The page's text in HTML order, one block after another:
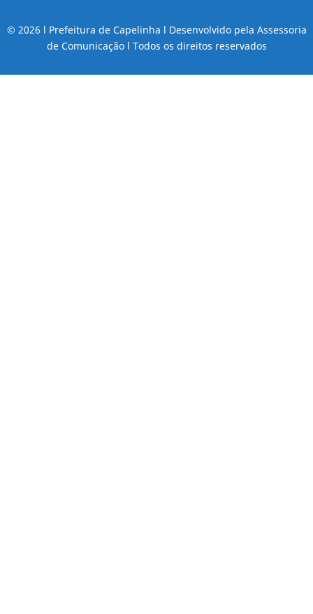
© 2026 l Prefeitura de Capelinha l Desenvolvido pela Assessoria
de Comunicação l Todos os direitos reservados